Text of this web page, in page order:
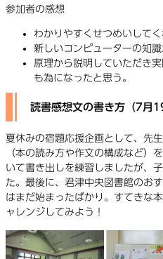
参加者の感想
わかりやすくせつめいして
新しいコンピューターの知識
原理から説明していただき
も為になったと思う。
読書感想文の書き方（7月
夏休みの宿題応援企画として、先
（本の読み方や作文の構成など）
いて書き出しを練習しましたが、
た。最後に、君津中央図書館のお
はまだ始まったばかり。すてきな
ャレンジしてみよう！